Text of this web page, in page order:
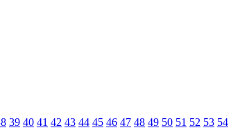
39 40 41 42 43 44 45 46 47 48 49 50 51 52 53 54